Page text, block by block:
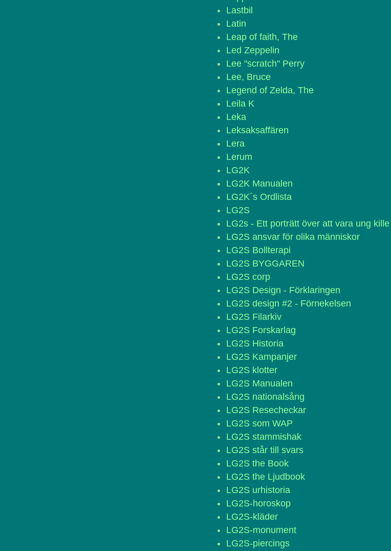
Lastbil
Latin
Leap of faith, The
Led Zeppelin
Lee "scratch" Perry
Lee, Bruce
Legend of Zelda, The
Leila K
Leka
Leksaksaffären
Lera
Lerum
LG2K
LG2K Manualen
LG2K´s Ordlista
LG2S
LG2s - Ett porträtt över att vara ung kille
LG2S ansvar för olika människor
LG2S Bollterapi
LG2S BYGGAREN
LG2S corp
LG2S Design - Förklaringen
LG2S design #2 - Förnekelsen
LG2S Filarkiv
LG2S Forskarlag
LG2S Historia
LG2S Kampanjer
LG2S klotter
LG2S Manualen
LG2S nationalsång
LG2S Resecheckar
LG2S som WAP
LG2S stammishak
LG2S står till svars
LG2S the Book
LG2S the Ljudbook
LG2S urhistoria
LG2S-horoskop
LG2S-kläder
LG2S-monument
LG2S-piercings